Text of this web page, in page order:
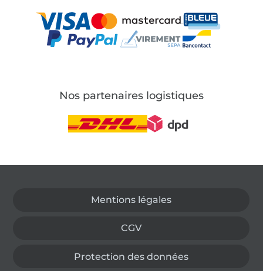
Nos partenaires logistiques
Mentions légales
CGV
Protection des données